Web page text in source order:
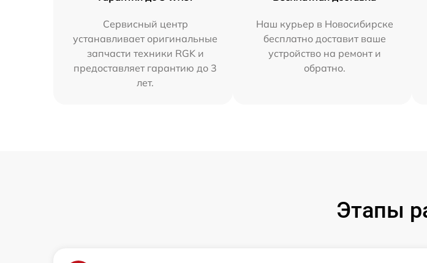
Сервисный центр
устанавливает оригинальные
запчасти техники RGK и
предоставляет гарантию до 3
лет.
Наш курьер в Новосибирске
бесплатно доставит ваше
устройство на ремонт и
обратно.
Этапы